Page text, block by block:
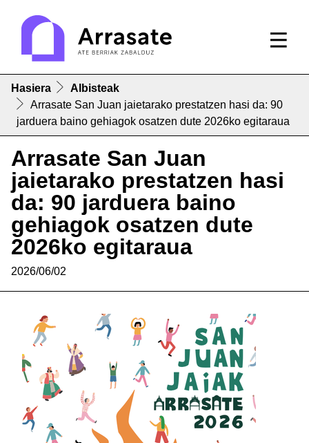
Hasiera
Albisteak
Arrasate San Juan jaietarako prestatzen hasi da: 90
jarduera baino gehiagok osatzen dute 2026ko egitaraua
Arrasate San Juan
jaietarako prestatzen hasi
da: 90 jarduera baino
gehiagok osatzen dute
2026ko egitaraua
2026/06/02